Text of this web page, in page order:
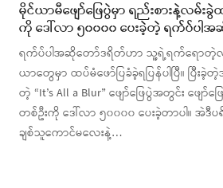
မိုင်ယာမီဖျော်ဖြေပွဲမှာ ရည်းစားနဲ့လမ်
ကို ဒေါ်လာ ၅၀၀၀၀ ပေးခဲ့တဲ့ ရက်ပ်ပါ
ရက်ပ်ပါအဆိုတော်ဒရိတ်ဟာ သူ့ရဲ့ရက်ရောတဲ့လု
ယာတွေမှာ ထပ်မံဖော်ပြခံခဲ့ရပြန်ပါပြီ။ ပြီ
တဲ့ “It’s All a Blur” ဖျော်ဖြေပွဲအတွင်း ဖျ
တစ်ဦးကို ဒေါ်လာ ၅၀၀၀၀ ပေးခဲ့တာပါ။
ချစ်သူကောင်မလေးနဲ့…